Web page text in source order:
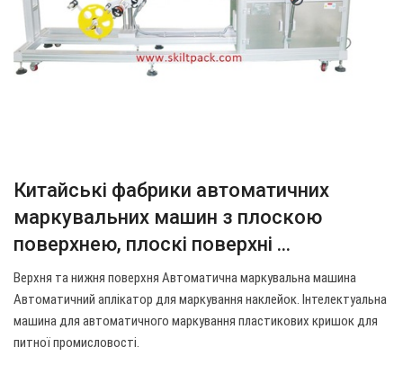
Китайські фабрики автоматичних
маркувальних машин з плоскою
поверхнею, плоскі поверхні ...
Верхня та нижня поверхня Автоматична маркувальна машина
Автоматичний аплікатор для маркування наклейок. Інтелектуальна
машина для автоматичного маркування пластикових кришок для
питної промисловості.